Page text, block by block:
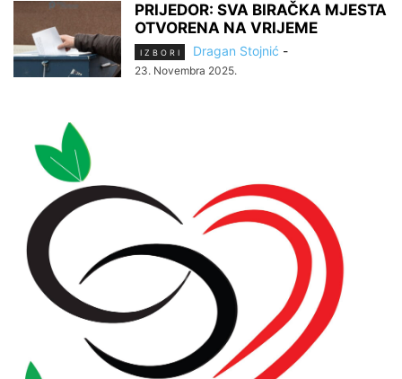
PRIJEDOR: SVA BIRAČKA MJESTA
OTVORENA NA VRIJEME
I Z B O R I Dragan Stojnić -
23. Novembra 2025.